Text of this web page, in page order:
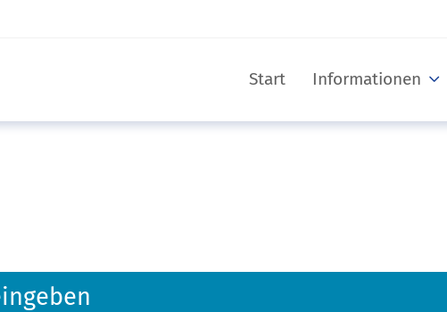
Start Informationen